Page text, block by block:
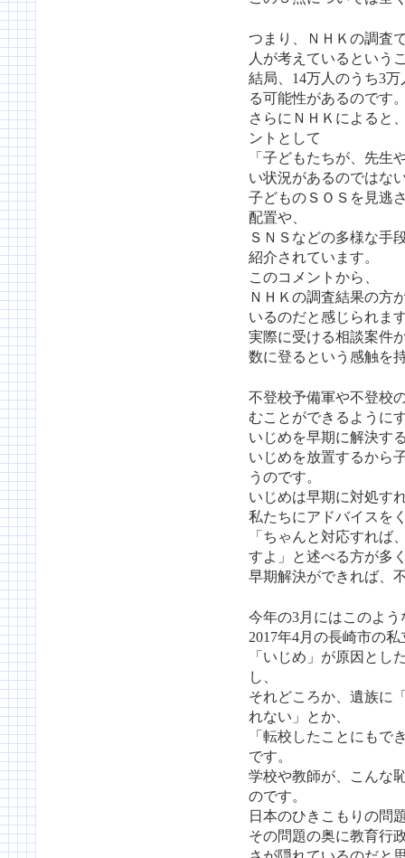
つまり、ＮＨＫの調査
人が考えているという
結局、14万人のうち3
る可能性があるのです
さらにＮＨＫによると
ントとして
「子どもたちが、先生
い状況があるのではな
子どものＳＯＳを見逃
配置や、
ＳＮＳなどの多様な手
紹介されています。
このコメントから、
ＮＨＫの調査結果の方
いるのだと感じられま
実際に受ける相談案件
数に登るという感触を
不登校予備軍や不登校
むことができるように
いじめを早期に解決す
いじめを放置するから
うのです。
いじめは早期に対処す
私たちにアドバイスを
「ちゃんと対応すれば
すよ」と述べる方が多
早期解決ができれば、
今年の3月にはこのよ
2017年4月の長崎市の
「いじめ」が原因とし
し、
それどころか、遺族に
れない」とか、
「転校したことにもで
です。
学校や教師が、こんな
のです。
日本のひきこもりの問
その問題の奥に教育行